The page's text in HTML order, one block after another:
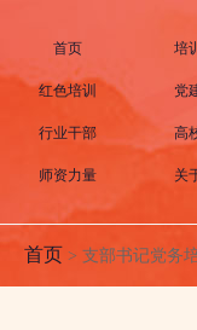
首页 培
红色培训 党
行业干部 高
师资力量 关
首页 > 支部书记党务